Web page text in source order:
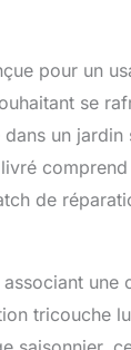
pour un
se
un
de
une
tricouche